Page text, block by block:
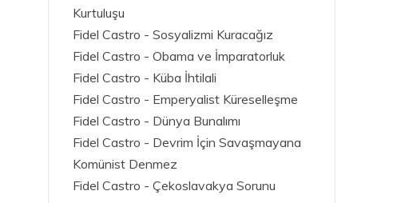
Kurtuluşu
Fidel Castro - Sosyalizmi Kuracağız
Fidel Castro - Obama ve İmparatorluk
Fidel Castro - Küba İhtilali
Fidel Castro - Emperyalist Küreselleşme
Fidel Castro - Dünya Bunalımı
Fidel Castro - Devrim İçin Savaşmayana
Komünist Denmez
Fidel Castro - Çekoslavakya Sorunu